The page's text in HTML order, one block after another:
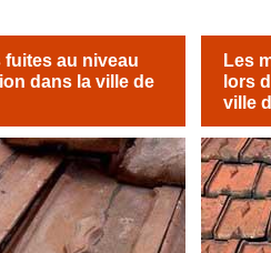
fuites au niveau
dans la ville de
Les
lors
ville